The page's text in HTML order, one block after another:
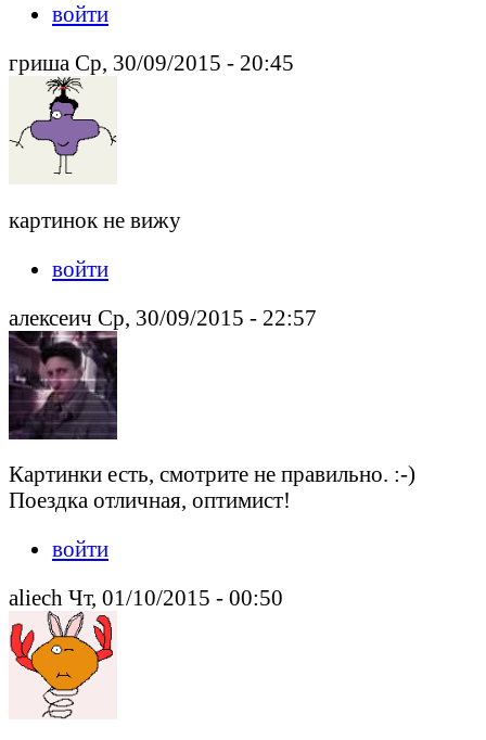
войти
гриша Ср, 30/09/2015 - 20:45
картинок не вижу
войти
алексеич Ср, 30/09/2015 - 22:57
Картинки есть, смотрите не правильно. :-)
Поездка отличная, оптимист!
войти
aliech Чт, 01/10/2015 - 00:50